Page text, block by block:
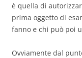
è quella di
prima oggetto di
fanno e chi può poi
Ovviamente dal